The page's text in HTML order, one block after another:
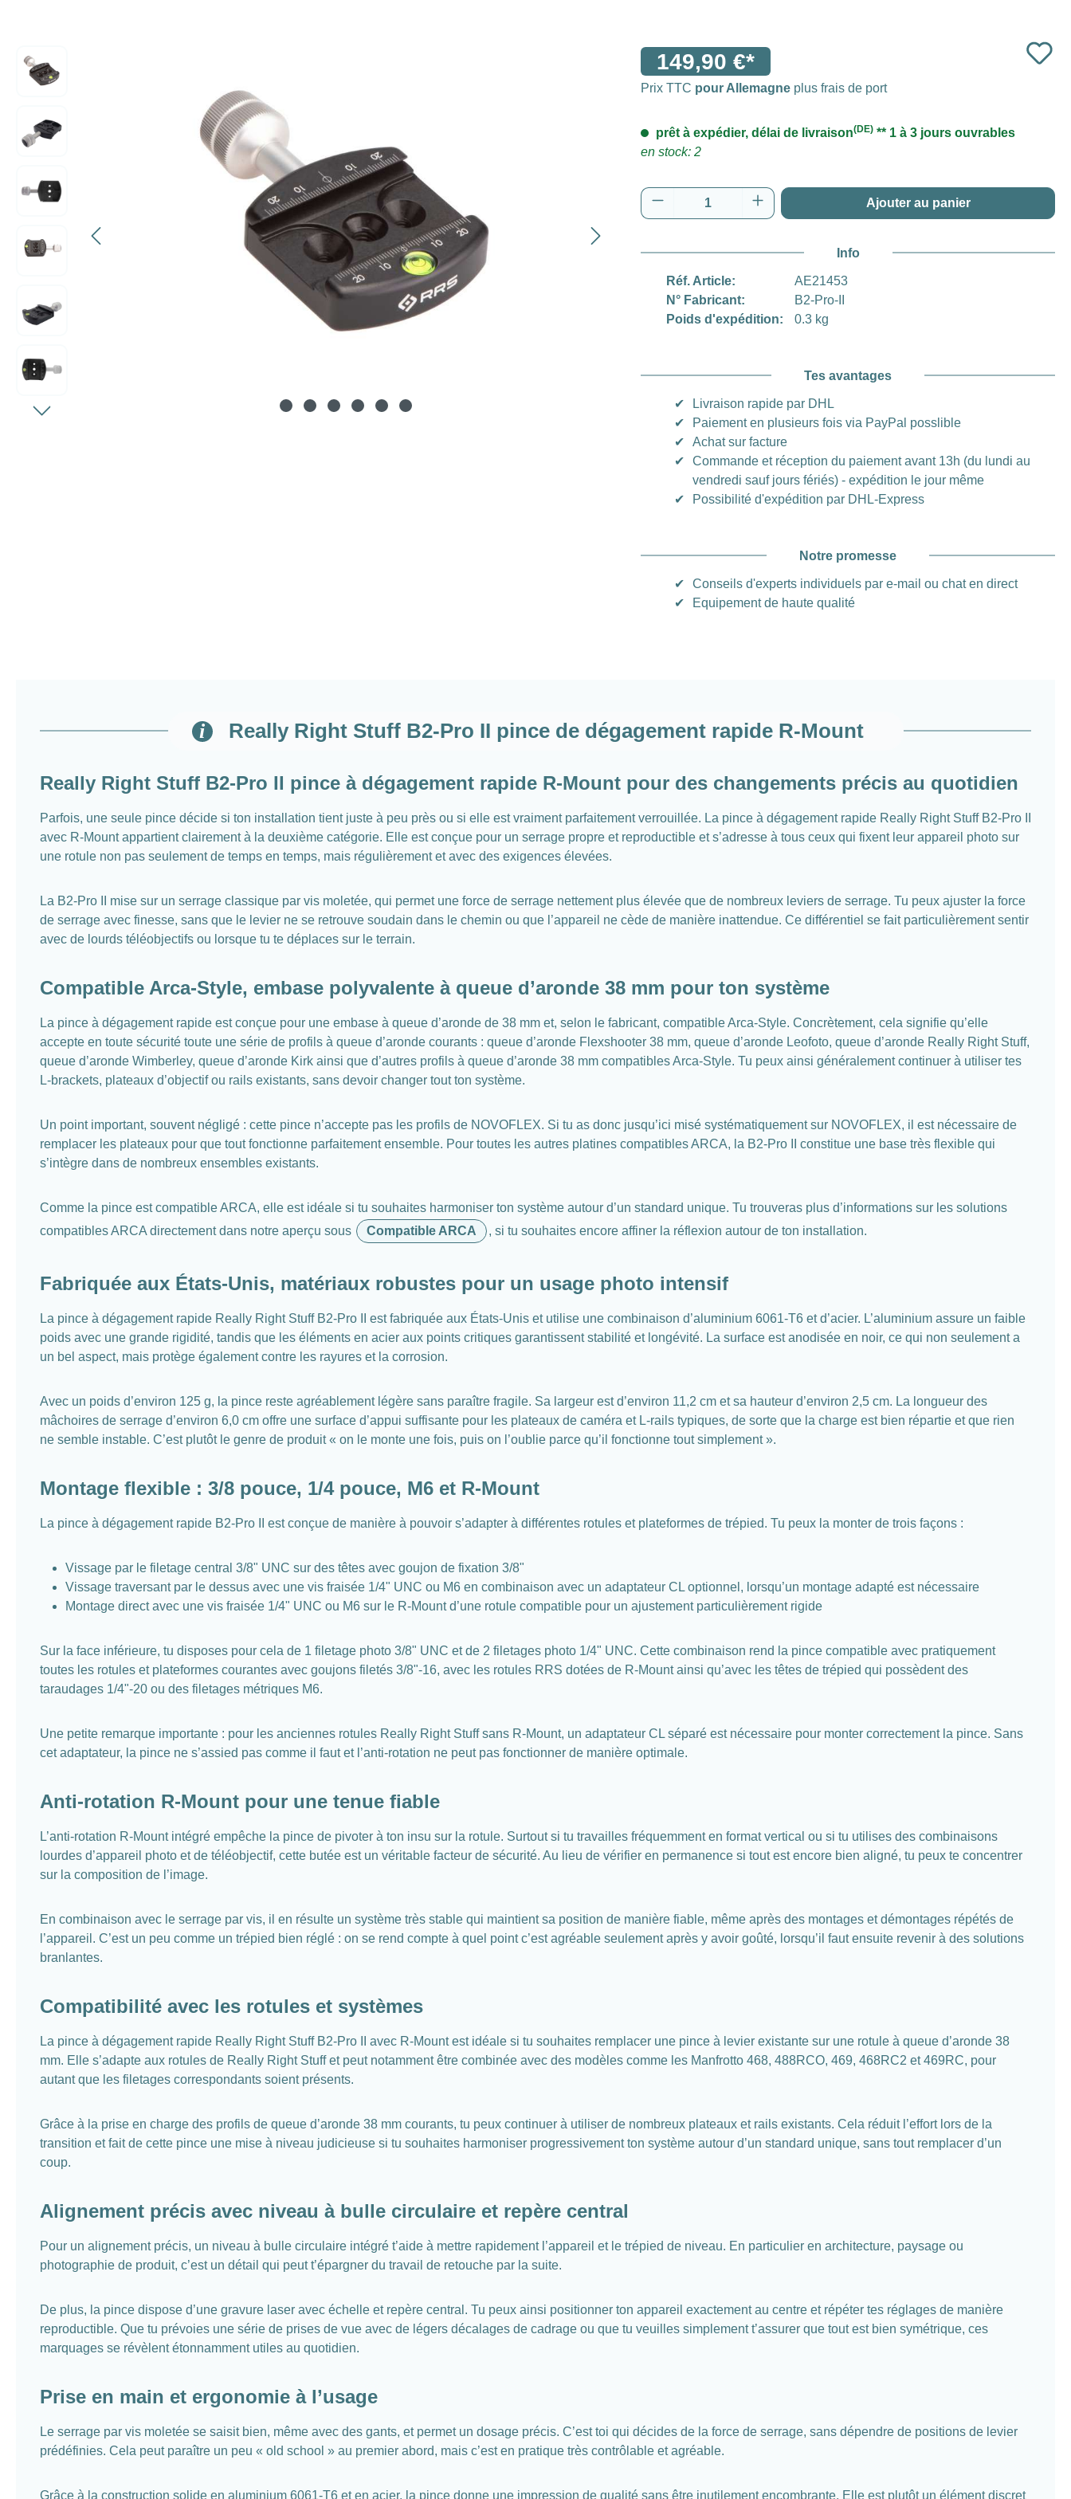
149,90 €*
Prix TTC pour Allemagne plus frais de port
prêt à expédier, délai de livraison(DE) ** 1 à 3 jours ouvrables
en stock: 2
Quantité de produit : Entrez la quantité souhaitée
Ajouter au panier
Info
Réf. Article:
AE21453
N° Fabricant:
B2-Pro-II
Poids d'expédition:
0.3 kg
Tes avantages
✔
Livraison rapide par DHL
✔
Paiement en plusieurs fois via PayPal posslible
✔
Achat sur facture
✔
Commande et réception du paiement avant 13h (du lundi au
vendredi sauf jours fériés) - expédition le jour même
✔
Possibilité d'expédition par DHL-Express
Notre promesse
✔
Conseils d'experts individuels par e-mail ou chat en direct
✔
Equipement de haute qualité
Really Right Stuff B2-Pro II pince de dégagement rapide R-Mount
Really Right Stuff B2-Pro II pince à dégagement rapide R-Mount pour des changements précis au quotidien
Parfois, une seule pince décide si ton installation tient juste à peu près ou si elle est vraiment parfaitement verrouillée. La pince à dégagement rapide Really Right Stuff B2-Pro II
avec R-Mount appartient clairement à la deuxième catégorie. Elle est conçue pour un serrage propre et reproductible et s’adresse à tous ceux qui fixent leur appareil photo sur
une rotule non pas seulement de temps en temps, mais régulièrement et avec des exigences élevées.
La B2-Pro II mise sur un serrage classique par vis moletée, qui permet une force de serrage nettement plus élevée que de nombreux leviers de serrage. Tu peux ajuster la force
de serrage avec finesse, sans que le levier ne se retrouve soudain dans le chemin ou que l’appareil ne cède de manière inattendue. Ce différentiel se fait particulièrement sentir
avec de lourds téléobjectifs ou lorsque tu te déplaces sur le terrain.
Compatible Arca-Style, embase polyvalente à queue d’aronde 38 mm pour ton système
La pince à dégagement rapide est conçue pour une embase à queue d’aronde de 38 mm et, selon le fabricant, compatible Arca-Style. Concrètement, cela signifie qu’elle
accepte en toute sécurité toute une série de profils à queue d’aronde courants : queue d’aronde Flexshooter 38 mm, queue d’aronde Leofoto, queue d’aronde Really Right Stuff,
queue d’aronde Wimberley, queue d’aronde Kirk ainsi que d’autres profils à queue d’aronde 38 mm compatibles Arca-Style. Tu peux ainsi généralement continuer à utiliser tes
L-brackets, plateaux d’objectif ou rails existants, sans devoir changer tout ton système.
Un point important, souvent négligé : cette pince n’accepte pas les profils de NOVOFLEX. Si tu as donc jusqu’ici misé systématiquement sur NOVOFLEX, il est nécessaire de
remplacer les plateaux pour que tout fonctionne parfaitement ensemble. Pour toutes les autres platines compatibles ARCA, la B2-Pro II constitue une base très flexible qui
s’intègre dans de nombreux ensembles existants.
Comme la pince est compatible ARCA, elle est idéale si tu souhaites harmoniser ton système autour d’un standard unique. Tu trouveras plus d’informations sur les solutions
compatibles ARCA directement dans notre aperçu sous
Compatible ARCA , si tu souhaites encore affiner la réflexion autour de ton installation.
Fabriquée aux États-Unis, matériaux robustes pour un usage photo intensif
La pince à dégagement rapide Really Right Stuff B2-Pro II est fabriquée aux États-Unis et utilise une combinaison d’aluminium 6061-T6 et d’acier. L’aluminium assure un faible
poids avec une grande rigidité, tandis que les éléments en acier aux points critiques garantissent stabilité et longévité. La surface est anodisée en noir, ce qui non seulement a
un bel aspect, mais protège également contre les rayures et la corrosion.
Avec un poids d’environ 125 g, la pince reste agréablement légère sans paraître fragile. Sa largeur est d’environ 11,2 cm et sa hauteur d’environ 2,5 cm. La longueur des
mâchoires de serrage d’environ 6,0 cm offre une surface d’appui suffisante pour les plateaux de caméra et L-rails typiques, de sorte que la charge est bien répartie et que rien
ne semble instable. C’est plutôt le genre de produit « on le monte une fois, puis on l’oublie parce qu’il fonctionne tout simplement ».
Montage flexible : 3/8 pouce, 1/4 pouce, M6 et R-Mount
La pince à dégagement rapide B2-Pro II est conçue de manière à pouvoir s’adapter à différentes rotules et plateformes de trépied. Tu peux la monter de trois façons :
Vissage par le filetage central 3/8" UNC sur des têtes avec goujon de fixation 3/8"
Vissage traversant par le dessus avec une vis fraisée 1/4" UNC ou M6 en combinaison avec un adaptateur CL optionnel, lorsqu’un montage adapté est nécessaire
Montage direct avec une vis fraisée 1/4" UNC ou M6 sur le R-Mount d’une rotule compatible pour un ajustement particulièrement rigide
Sur la face inférieure, tu disposes pour cela de 1 filetage photo 3/8" UNC et de 2 filetages photo 1/4" UNC. Cette combinaison rend la pince compatible avec pratiquement
toutes les rotules et plateformes courantes avec goujons filetés 3/8"-16, avec les rotules RRS dotées de R-Mount ainsi qu’avec les têtes de trépied qui possèdent des
taraudages 1/4"-20 ou des filetages métriques M6.
Une petite remarque importante : pour les anciennes rotules Really Right Stuff sans R-Mount, un adaptateur CL séparé est nécessaire pour monter correctement la pince. Sans
cet adaptateur, la pince ne s’assied pas comme il faut et l’anti-rotation ne peut pas fonctionner de manière optimale.
Anti-rotation R-Mount pour une tenue fiable
L’anti-rotation R-Mount intégré empêche la pince de pivoter à ton insu sur la rotule. Surtout si tu travailles fréquemment en format vertical ou si tu utilises des combinaisons
lourdes d’appareil photo et de téléobjectif, cette butée est un véritable facteur de sécurité. Au lieu de vérifier en permanence si tout est encore bien aligné, tu peux te concentrer
sur la composition de l’image.
En combinaison avec le serrage par vis, il en résulte un système très stable qui maintient sa position de manière fiable, même après des montages et démontages répétés de
l’appareil. C’est un peu comme un trépied bien réglé : on se rend compte à quel point c’est agréable seulement après y avoir goûté, lorsqu’il faut ensuite revenir à des solutions
branlantes.
Compatibilité avec les rotules et systèmes
La pince à dégagement rapide Really Right Stuff B2-Pro II avec R-Mount est idéale si tu souhaites remplacer une pince à levier existante sur une rotule à queue d’aronde 38
mm. Elle s’adapte aux rotules de Really Right Stuff et peut notamment être combinée avec des modèles comme les Manfrotto 468, 488RCO, 469, 468RC2 et 469RC, pour
autant que les filetages correspondants soient présents.
Grâce à la prise en charge des profils de queue d’aronde 38 mm courants, tu peux continuer à utiliser de nombreux plateaux et rails existants. Cela réduit l’effort lors de la
transition et fait de cette pince une mise à niveau judicieuse si tu souhaites harmoniser progressivement ton système autour d’un standard unique, sans tout remplacer d’un
coup.
Alignement précis avec niveau à bulle circulaire et repère central
Pour un alignement précis, un niveau à bulle circulaire intégré t’aide à mettre rapidement l’appareil et le trépied de niveau. En particulier en architecture, paysage ou
photographie de produit, c’est un détail qui peut t’épargner du travail de retouche par la suite.
De plus, la pince dispose d’une gravure laser avec échelle et repère central. Tu peux ainsi positionner ton appareil exactement au centre et répéter tes réglages de manière
reproductible. Que tu prévoies une série de prises de vue avec de légers décalages de cadrage ou que tu veuilles simplement t’assurer que tout est bien symétrique, ces
marquages se révèlent étonnamment utiles au quotidien.
Prise en main et ergonomie à l’usage
Le serrage par vis moletée se saisit bien, même avec des gants, et permet un dosage précis. C’est toi qui décides de la force de serrage, sans dépendre de positions de levier
prédéfinies. Cela peut paraître un peu « old school » au premier abord, mais c’est en pratique très contrôlable et agréable.
Grâce à la construction solide en aluminium 6061-T6 et en acier, la pince donne une impression de qualité sans être inutilement encombrante. Elle est plutôt un élément discret